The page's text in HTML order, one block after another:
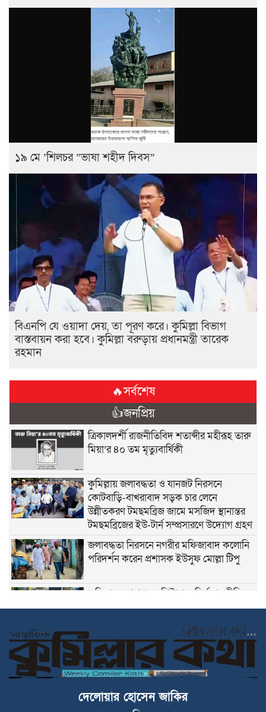
১৯ মে ‘শিলচর ”ভাষা শহীদ দিবস”
বিএনপি যে ওয়াদা দেয়, তা পূরণ করে। কুমিল্লা বিভাগ
বাস্তবায়ন করা হবে। কুমিল্লা বরুড়ায় প্রধানমন্ত্রী তারেক
রহমান
🔥সর্বশেষ
👍জনপ্রিয়
ত্রিকালদর্শী রাজনীতিবিদ শতাব্দীর মহীরূহ তারু
মিয়া’র ৪০ তম মৃত্যুবার্ষিকী
কুমিল্লায় জলাবদ্ধতা ও যানজট নিরসনে
কোটবাড়ি-বাখরাবাদ সড়ক চার লেনে
উন্নীতকরণ টমছমব্রিজ জামে মসজিদ স্থানান্তর
টমছমব্রিজের ইউ-টার্ন সম্প্রসারণে উদ্যোগ গ্রহণ
জলাবদ্ধতা নিরসনে নগরীর মফিজাবাদ কলোনি
পরিদর্শন করেন প্রশাসক ইউসুফ মোল্লা টিপু
কুমিল্লায় অপপ্রচার ওশিষ্টাচারবহির্ভূ রাজনীতির
বিরুদ্ধে যুবদলের প্রতিবাদ মিছিল
১৯ মে ‘শিলচর ”ভাষা শহীদ দিবস”
বিএনপি যে ওয়াদা দেয়, তা পূরণ করে। কুমিল্লা
বিভাগ বাস্তবায়ন করা হবে। কুমিল্লা বরুড়ায়
দেলোয়ার হোসেন জাকির